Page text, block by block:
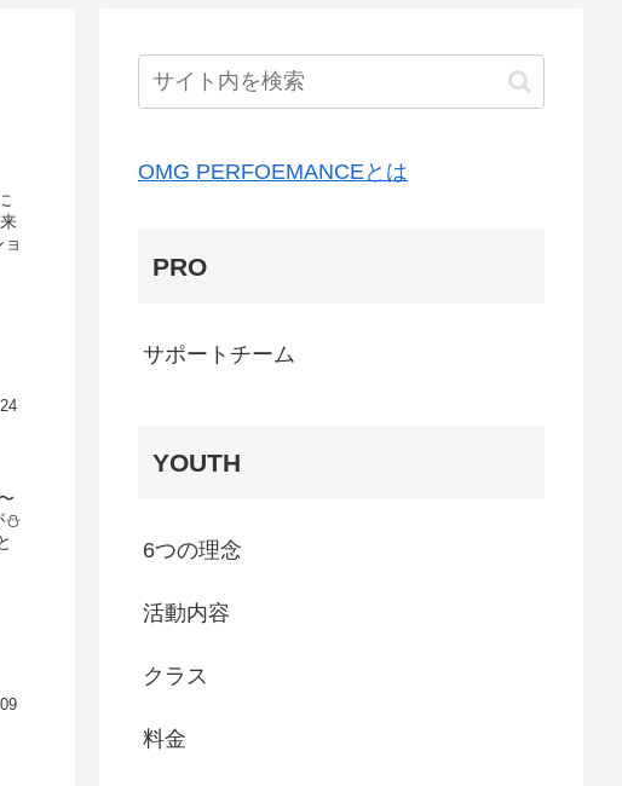
⛄️
OMG PERFOEMANCEとは
PRO
サポートチーム
YOUTH
6つの理念
活動内容
クラス
料金